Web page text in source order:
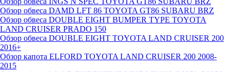
Обзор обвеса DAMD LFT 86 TOYOTA GT86 SUBARU BRZ
Обзор обвеса DOUBLE EIGHT BUMPER TYPE TOYOTA
LAND CRUISER PRADO 150
Обзор обвеса DOUBLE EIGHT TOYOTA LAND CRUISER 200
2016+
Обзор капота ELFORD TOYOTA LAND CRUISER 200 2008-
2015